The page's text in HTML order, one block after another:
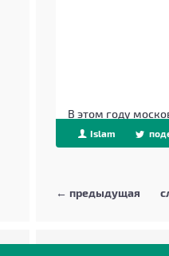
В этом году
Islam
← предыдущая